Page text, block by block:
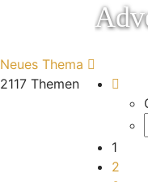
Neues Thema
2117 Themen
1
2